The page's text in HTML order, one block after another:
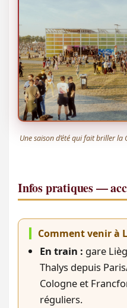
Une saison d’été qui fait briller
Infos pratiques —
Comment venir à
En train : gare
Thalys depuis
Cologne et
réguliers.